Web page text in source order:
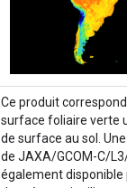
Ce produit
surface foliaire verte
de surface au sol.
de JAXA/GCOM-C/
également disponible